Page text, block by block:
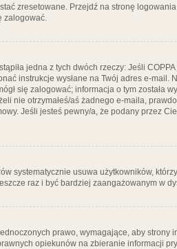
zresetowane. Przejdź na stronę
zalogować.
jedna z tych dwóch rzeczy: Jeśli COPPA
instrukcje wysłane na Twój adres e-mail.
się zalogować; informacja o tym została
nie otrzymałeś/aś żadnego e-maila,
Jeśli jesteś pewny/a, że podany przez
systematycznie usuwa użytkowników,
raz i być bardziej zaangażowanym w
prawo, wymagające, aby strony
opiekunów na zbieranie informacji